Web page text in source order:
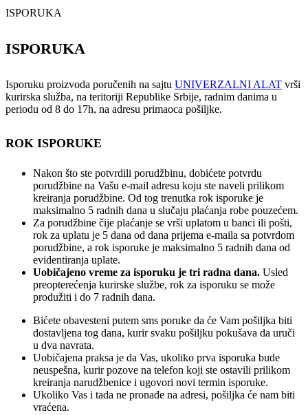
ISPORUKA
ISPORUKA
Isporuku proizvoda poručenih na sajtu UNIVERZALNI ALAT vrši
kurirska služba, na teritoriji Republike Srbije, radnim danima u
periodu od 8 do 17h, na adresu primaoca pošiljke.
ROK ISPORUKE
Nakon što ste potvrdili porudžbinu, dobićete potvrdu
porudžbine na Vašu e-mail adresu koju ste naveli prilikom
kreiranja porudžbine. Od tog trenutka rok isporuke je
maksimalno 5 radnih dana u slučaju plaćanja robe pouzećem.
Za porudžbine čije plaćanje se vrši uplatom u banci ili pošti,
rok za uplatu je 5 dana od dana prijema e-maila sa potvrdom
porudžbine, a rok isporuke je maksimalno 5 radnih dana od
evidentiranja uplate.
Uobičajeno vreme za isporuku je tri radna dana. Usled
preopterećenja kurirske službe, rok za isporuku se može
produžiti i do 7 radnih dana.
Bićete obavesteni putem sms poruke da će Vam pošiljka biti
dostavljena tog dana, kurir svaku pošiljku pokušava da uruči
u dva navrata.
Uobičajena praksa je da Vas, ukoliko prva isporuka bude
neuspešna, kurir pozove na telefon koji ste ostavili prilikom
kreiranja narudžbenice i ugovori novi termin isporuke.
Ukoliko Vas i tada ne pronađe na adresi, pošiljka će nam biti
vraćena.